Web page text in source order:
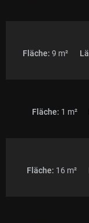
Fläche: 9 m²
Fläche: 1 m²
Fläche: 16 m²